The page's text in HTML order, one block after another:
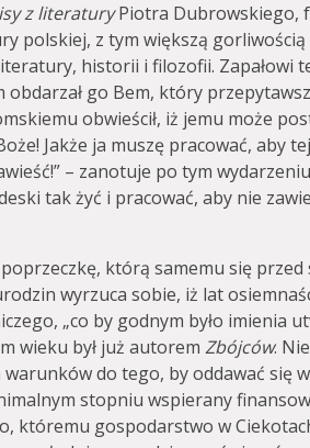
z literaturyPiotra Dubrowskiego,
polskiej, z tym większą gorliwością
historii i filozofii. Zapałowi
go Bem, który
obwieścił, iż jemu może
Jakże ja muszę pracować, aby
– zanotuje po tym
tak żyć i pracować, aby nie
którą samemu się przed
wyrzuca sobie, iż lat
„co by godnym było imienia
wieku był już autorem Zbójców.
do tego, by oddawać się
stopniu wspierany
któremu gospodarstwo w